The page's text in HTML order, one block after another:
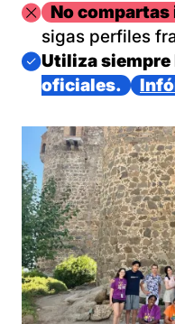
Imagen
No
sigas perfiles
Imagen
Utiliza siempre
oficiales.